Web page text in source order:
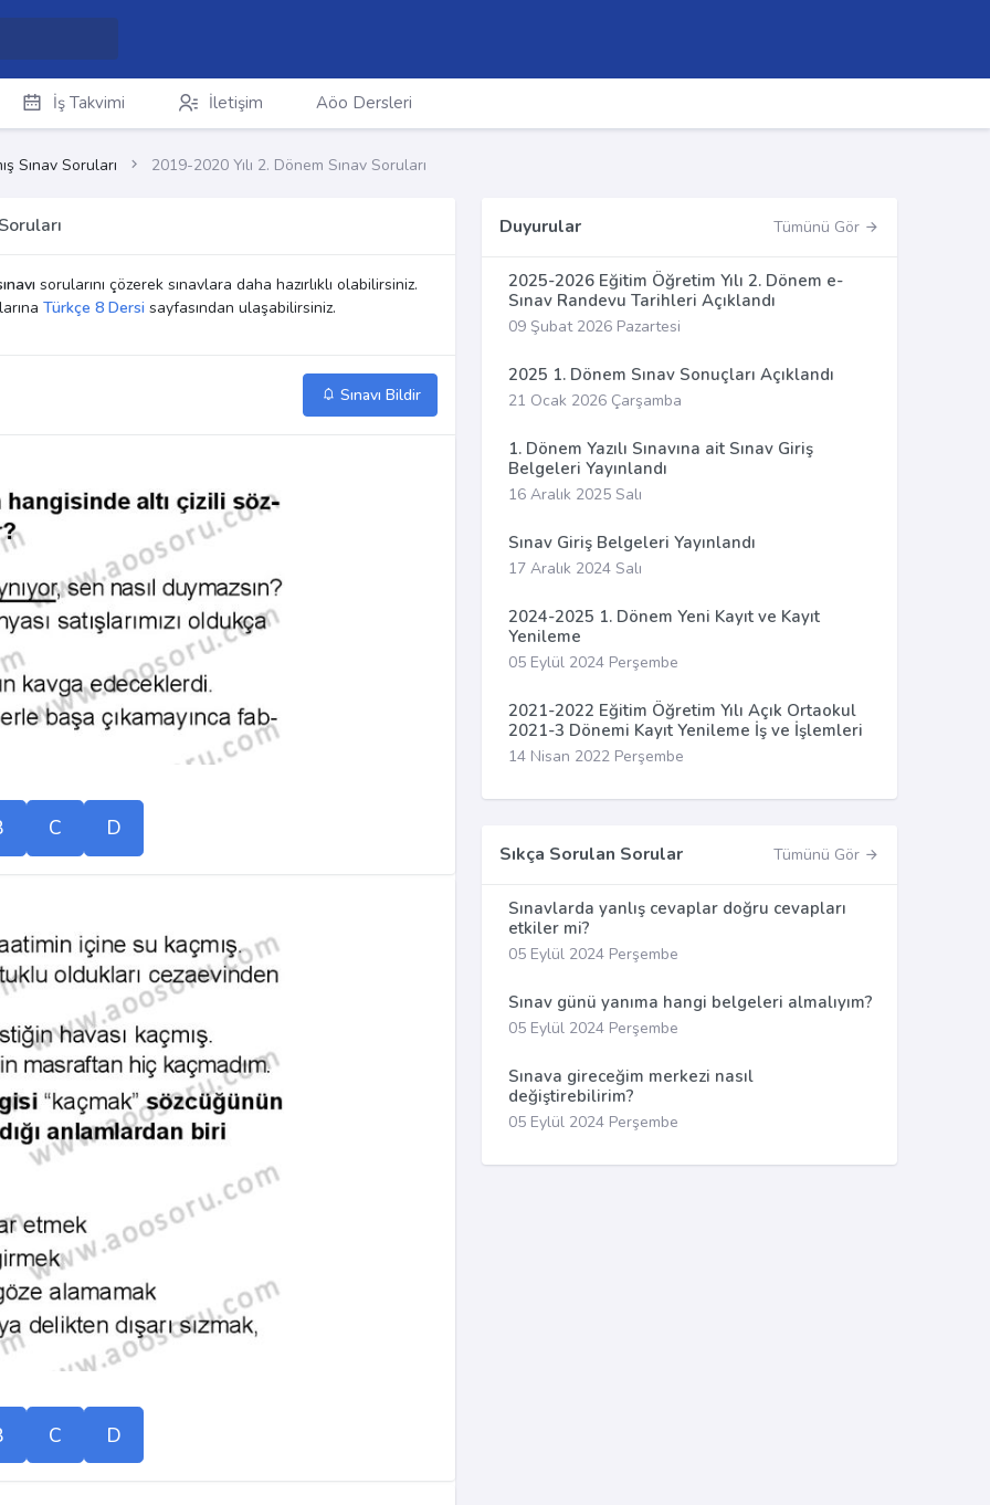
İş Takvimi İletişim Aöo Dersleri
Sınav Soruları 2019-2020 Yılı 2. Dönem Sınav Soruları
sorularını çözerek sınavlara daha hazırlıklı olabilirsiniz.
Türkçe 8 Dersi sayfasından ulaşabilirsiniz.
Sınavı Bildir
C D
C D
Duyurular Tümünü Gör
2025-2026 Eğitim Öğretim Yılı 2. Dönem e-
Sınav Randevu Tarihleri Açıklandı
09 Şubat 2026 Pazartesi
2025 1. Dönem Sınav Sonuçları Açıklandı
21 Ocak 2026 Çarşamba
1. Dönem Yazılı Sınavına ait Sınav Giriş
Belgeleri Yayınlandı
16 Aralık 2025 Salı
Sınav Giriş Belgeleri Yayınlandı
17 Aralık 2024 Salı
2024-2025 1. Dönem Yeni Kayıt ve Kayıt
Yenileme
05 Eylül 2024 Perşembe
2021-2022 Eğitim Öğretim Yılı Açık Ortaokul
2021-3 Dönemi Kayıt Yenileme İş ve İşlemleri
14 Nisan 2022 Perşembe
Sıkça Sorulan Sorular Tümünü Gör
Sınavlarda yanlış cevaplar doğru cevapları
etkiler mi?
05 Eylül 2024 Perşembe
Sınav günü yanıma hangi belgeleri almalıyım?
05 Eylül 2024 Perşembe
Sınava gireceğim merkezi nasıl
değiştirebilirim?
05 Eylül 2024 Perşembe